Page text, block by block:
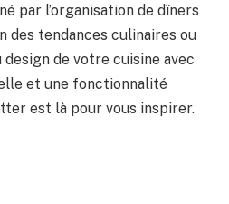
par l’organisation de dîners
des tendances culinaires ou
de votre cuisine avec
et une fonctionnalité
est là pour vous inspirer.